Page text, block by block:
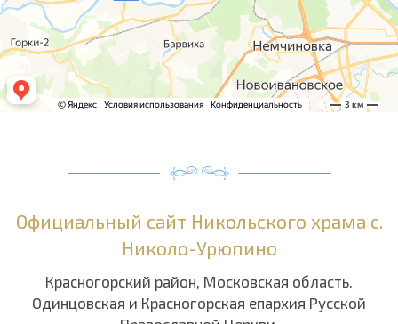
Официальный сайт Никольского храма с.
Николо-Урюпино
Красногорский район, Московская область.
Одинцовская и Красногорская епархия Русской